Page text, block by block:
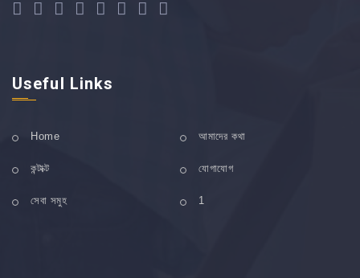
Useful Links
Home আমাদের কথা
কন্টাক্ট যোগাযোগ
সেবা সমুহ 1